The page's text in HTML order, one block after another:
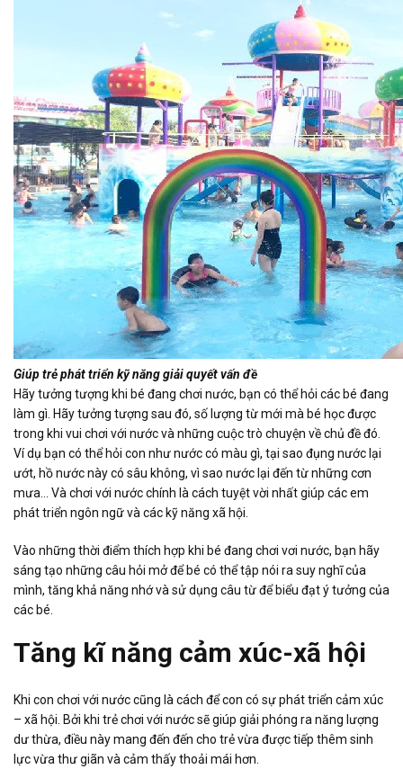
Giúp trẻ phát triển kỹ năng giải quyết vấn đề
Hãy tưởng tượng khi bé đang chơi nước, bạn có thể hỏi các bé đang
làm gì. Hãy tưởng tượng sau đó, số lượng từ mới mà bé học được
trong khi vui chơi với nước và những cuộc trò chuyện về chủ đề đó.
Ví dụ bạn có thể hỏi con như nước có màu gì, tại sao đụng nước lại
ướt, hồ nước này có sâu không, vì sao nước lại đến từ những cơn
mưa… Và chơi với nước chính là cách tuyệt vời nhất giúp các em
phát triển ngôn ngữ và các kỹ năng xã hội.
Vào những thời điểm thích hợp khi bé đang chơi vơi nước, bạn hãy
sáng tạo những câu hỏi mở để bé có thể tập nói ra suy nghĩ của
mình, tăng khả năng nhớ và sử dụng câu từ để biểu đạt ý tưởng của
các bé.
Tăng kĩ năng cảm xúc-xã hội
Khi con chơi với nước cũng là cách để con có sự phát triển cảm xúc
– xã hội. Bởi khi trẻ chơi với nước sẽ giúp giải phóng ra năng lượng
dư thừa, điều này mang đến đến cho trẻ vừa được tiếp thêm sinh
lực vừa thư giãn và cảm thấy thoải mái hơn.